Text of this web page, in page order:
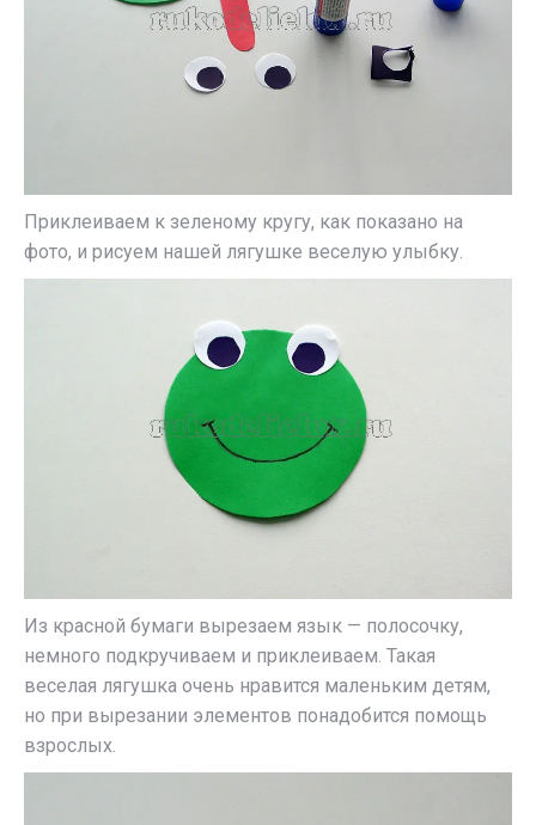
Приклеиваем к зеленому кругу, как показано на
фото, и рисуем нашей лягушке веселую улыбку.
Из красной бумаги вырезаем язык — полосочку,
немного подкручиваем и приклеиваем. Такая
веселая лягушка очень нравится маленьким детям,
но при вырезании элементов понадобится помощь
взрослых.